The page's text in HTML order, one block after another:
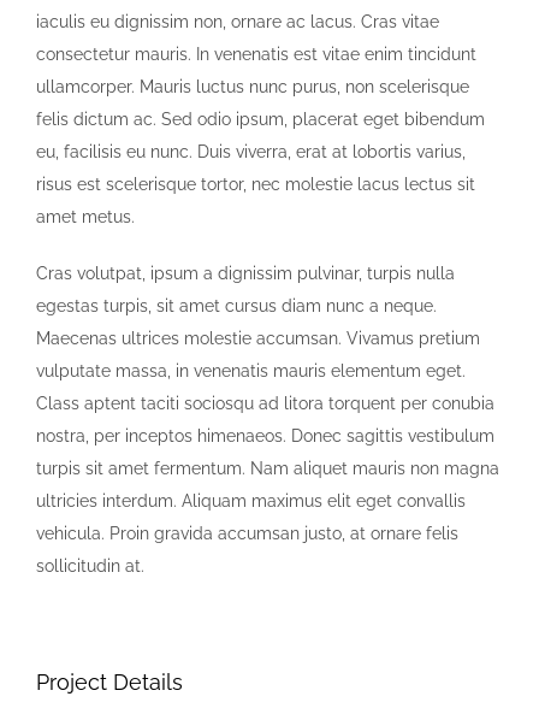
iaculis eu dignissim non, ornare ac lacus. Cras vitae
consectetur mauris. In venenatis est vitae enim tincidunt
ullamcorper. Mauris luctus nunc purus, non scelerisque
felis dictum ac. Sed odio ipsum, placerat eget bibendum
eu, facilisis eu nunc. Duis viverra, erat at lobortis varius,
risus est scelerisque tortor, nec molestie lacus lectus sit
amet metus.
Cras volutpat, ipsum a dignissim pulvinar, turpis nulla
egestas turpis, sit amet cursus diam nunc a neque.
Maecenas ultrices molestie accumsan. Vivamus pretium
vulputate massa, in venenatis mauris elementum eget.
Class aptent taciti sociosqu ad litora torquent per conubia
nostra, per inceptos himenaeos. Donec sagittis vestibulum
turpis sit amet fermentum. Nam aliquet mauris non magna
ultricies interdum. Aliquam maximus elit eget convallis
vehicula. Proin gravida accumsan justo, at ornare felis
sollicitudin at.
Project Details